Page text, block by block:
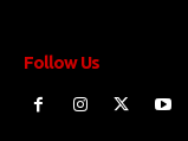
Follow Us